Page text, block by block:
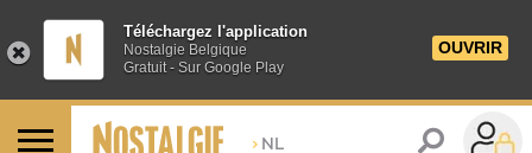
Téléchargez l'application
Nostalgie Belgique
Gratuit - Sur Google Play
OUVRIR
> NL